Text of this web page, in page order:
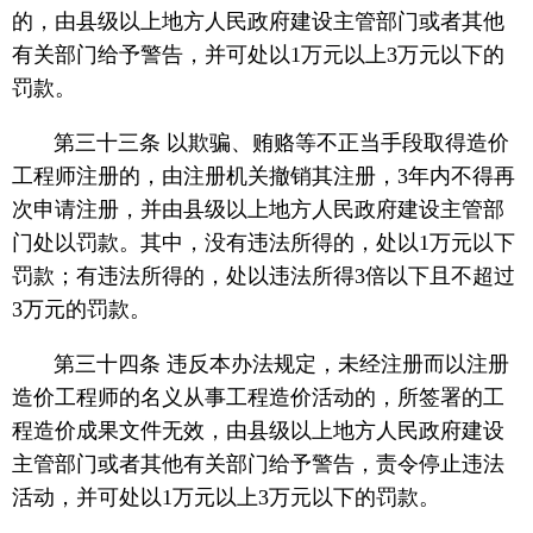
的，由县级以上地方人民政府建设主管部门或者其他
有关部门给予警告，并可处以1万元以上3万元以下的
罚款。
第三十三条 以欺骗、贿赂等不正当手段取得造价
工程师注册的，由注册机关撤销其注册，3年内不得再
次申请注册，并由县级以上地方人民政府建设主管部
门处以罚款。其中，没有违法所得的，处以1万元以下
罚款；有违法所得的，处以违法所得3倍以下且不超过
3万元的罚款。
第三十四条 违反本办法规定，未经注册而以注册
造价工程师的名义从事工程造价活动的，所签署的工
程造价成果文件无效，由县级以上地方人民政府建设
主管部门或者其他有关部门给予警告，责令停止违法
活动，并可处以1万元以上3万元以下的罚款。